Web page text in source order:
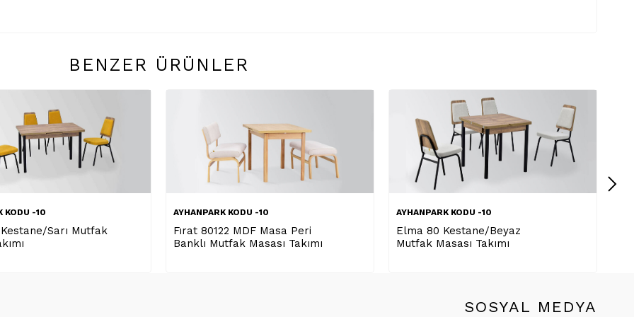
BENZER ÜRÜNLER
KODU -10
MDF Masa Peri
Masası Takımı
AYHANPARK KODU -10
Elma 80 Kestane/Beyaz
Mutfak Masası Takımı
AYHANPARK KODU -10
Aksa Masa Gri Efes Köşe
Banklı Mutfak Masası Takımı
SOSYAL MEDYA